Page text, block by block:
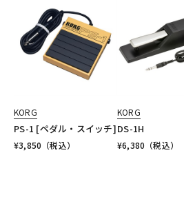
KORG
PS-1 [ペダル・スイッチ]
¥3,850 （税込）
KORG
DS-1H
¥6,380 （税込）